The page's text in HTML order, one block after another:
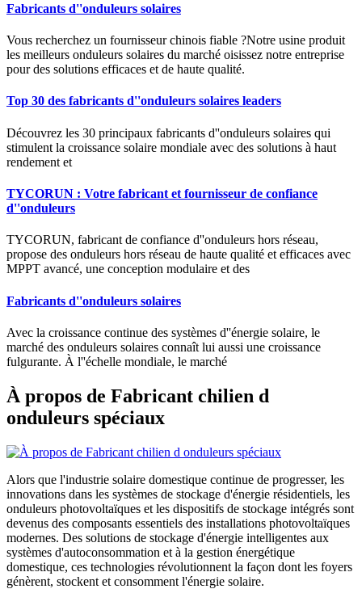
Fabricants d''onduleurs solaires
Vous recherchez un fournisseur chinois fiable ?Notre usine produit
les meilleurs onduleurs solaires du marché oisissez notre entreprise
pour des solutions efficaces et de haute qualité.
Top 30 des fabricants d''onduleurs solaires leaders
Découvrez les 30 principaux fabricants d''onduleurs solaires qui
stimulent la croissance solaire mondiale avec des solutions à haut
rendement et
TYCORUN : Votre fabricant et fournisseur de confiance
d''onduleurs
TYCORUN, fabricant de confiance d''onduleurs hors réseau,
propose des onduleurs hors réseau de haute qualité et efficaces avec
MPPT avancé, une conception modulaire et des
Fabricants d''onduleurs solaires
Avec la croissance continue des systèmes d''énergie solaire, le
marché des onduleurs solaires connaît lui aussi une croissance
fulgurante. À l''échelle mondiale, le marché
À propos de Fabricant chilien d
onduleurs spéciaux
Alors que l'industrie solaire domestique continue de progresser, les
innovations dans les systèmes de stockage d'énergie résidentiels, les
onduleurs photovoltaïques et les dispositifs de stockage intégrés sont
devenus des composants essentiels des installations photovoltaïques
modernes. Des solutions de stockage d'énergie intelligentes aux
systèmes d'autoconsommation et à la gestion énergétique
domestique, ces technologies révolutionnent la façon dont les foyers
génèrent, stockent et consomment l'énergie solaire.